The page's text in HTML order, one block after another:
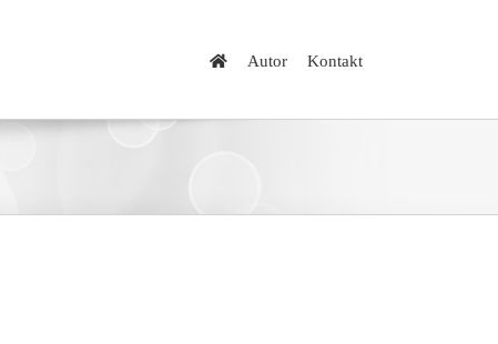
Autor Kontakt